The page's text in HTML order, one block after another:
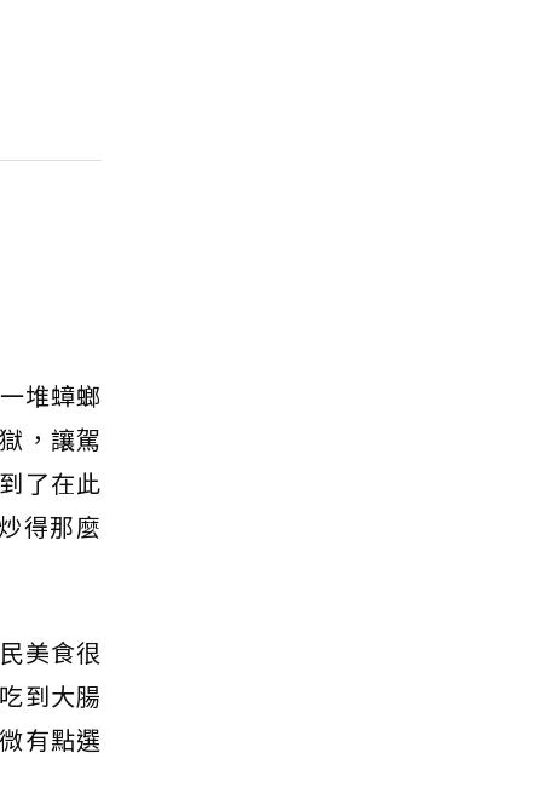
堆蟑螂
，讓駕
了在此
得那麼
美食很
到大腸
有點選